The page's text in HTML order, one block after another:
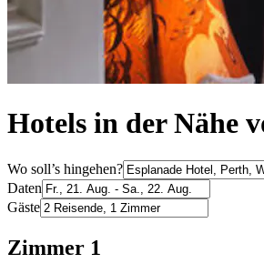
Hotels in der Nähe
Wo soll’s hingehen?
Daten
Gäste
Zimmer 1